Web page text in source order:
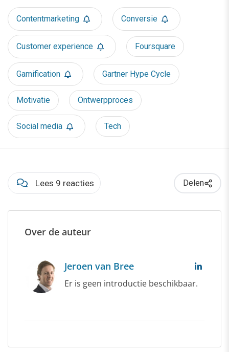
Contentmarketing Conversie
Customer experience Foursquare
Gamification Gartner Hype Cycle
Motivatie Ontwerpproces
Social media Tech
Lees 9 reacties Delen
Over de auteur
Jeroen van Bree
Er is geen introductie beschikbaar.